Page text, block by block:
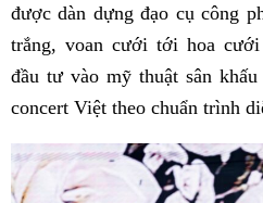
được dàn dựng đạo cụ công
trắng, voan cưới tới hoa
đầu tư vào mỹ thuật sân
concert Việt theo chuẩn trình